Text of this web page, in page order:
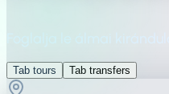
Tab tours Tab transfers